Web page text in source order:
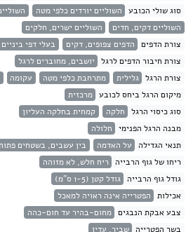
סוג שולי הכובע השוליים יורדים כלפי מטה
השוליים
השוליים דקים, חדים
השוליים ישרים, חלקים
צורת הדפים הדפים צפופים, דקים בעלי דפי ביניים
צורת חיבור הדפים לרגל יושבים, מחוברים לרגל
צורת הרגל גלילית מתרחבת כלפי מטה עקומה
מיקום הרגל ביחס לכובע מרכזית
סוג כיסוי הרגל חלקה
קמחית בחלקה העליון
מבנה הרגל הפנימי חלולה
תנאי הגדילה על האדמה
בין עשבים, בשטחים פתוחים
ריחו של גוף הרבייה ריח חלש, לא מזוהה
גודל גוף הרבייה גודל קטן (1-5 ס"מ)
אכילות הפטרייה אינה ראויה למאכל
צבע אבקת הנבגים מחום-בהיר עד חום-כהה
בשר הפטרייה שביר, עדין